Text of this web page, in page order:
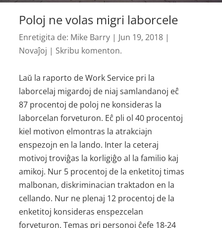
Poloj ne volas migri laborcele
Enretigita de: Mike Barry | Jun 19, 2018 |
Novaĵoj | Skribu komenton.
Laŭ la raporto de Work Service pri la
laborcelaj migardoj de niaj samlandanoj eĉ
87 procentoj de poloj ne konsideras la
laborcelan forveturon. Eĉ pli ol 40 procentoj
kiel motivon elmontras la atrakciajn
enspezojn en la lando. Inter la ceteraj
motivoj troviĝas la korligiĝo al la familio kaj
amikoj. Nur 5 procentoj de la enketitoj timas
malbonan, diskriminacian traktadon en la
cellando. Nur ne plenaj 12 procentoj de la
enketitoj konsideras enspezcelan
forveturon. Temas pri personoj ĉefe 18-24